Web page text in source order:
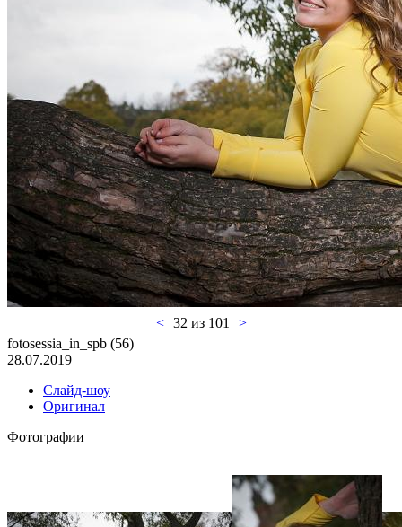
< 32 из 101
>
fotosessia_in_spb (56)
28.07.2019
Слайд-шоу
Оригинал
Фотографии